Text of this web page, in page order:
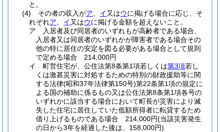
と。
(4)
その者の収入がア イ 又はウに掲げる場合に応じ、そ
れぞれア イ 又はウに掲げる金額を超えないこと。
ア
入居者及び同居者のいずれもが高齢者である場合、
入居者又は同居者のいずれかが障害者である場合その
他の特に居住の安定を図る必要がある場合として規則
で定める場合 214,000円
イ
町営住宅が、公住法第8条第1項若しくは第3項若し
くは激甚災害に対処するための特別の財政援助等に関
する法律(昭和37年法律第150号)第22条第1項の規定に
よる国の補助に係るもの又は公住法第8条第1項各号の
いずれかに該当する場合において町長が災害により滅
失した住宅に居住していた低額所得者に転貸するため
借り上げるものである場合 214,000円(当該災害発生
の日から3年を経過した後は、158,000円)